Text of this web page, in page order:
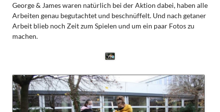
George & James waren natürlich bei der Aktion dabei, haben alle
Arbeiten genau begutachtet und beschnüffelt. Und nach getaner
Arbeit blieb noch Zeit zum Spielen und um ein paar Fotos zu
machen.